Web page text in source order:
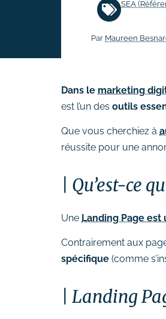
# Rédaction de
Acquisition &
# Référencement
# Community
# Publicité réseaux
(SMA)
Création graphique
# Webdesign
Formations
SEA
Par Maureen
Dans le marketing
est l’un des outils
Que vous cherchiez à
réussite pour une
Qu’est-ce
Une Landing Page
Contrairement aux
spécifique (comme
Landing